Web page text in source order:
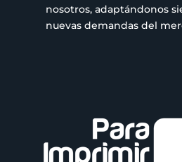
nosotros, adaptándonos
nuevas demandas del